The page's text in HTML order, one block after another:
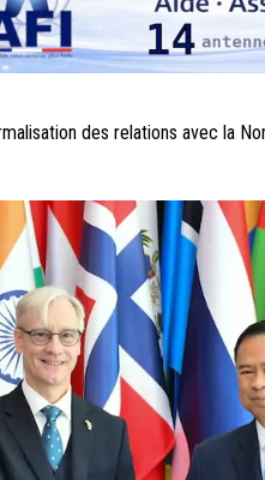
des relations avec la